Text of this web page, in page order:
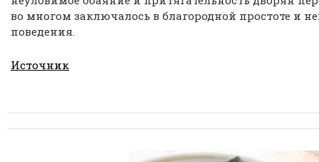
во многом заключалось в благородной простоте и
поведения.
Источник